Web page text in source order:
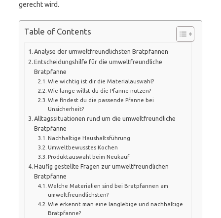
gerecht wird.
Table of Contents
Analyse der umweltfreundlichsten Bratpfannen
Entscheidungshilfe für die umweltfreundliche
Bratpfanne
Wie wichtig ist dir die Materialauswahl?
Wie lange willst du die Pfanne nutzen?
Wie findest du die passende Pfanne bei
Unsicherheit?
Alltagssituationen rund um die umweltfreundliche
Bratpfanne
Nachhaltige Haushaltsführung
Umweltbewusstes Kochen
Produktauswahl beim Neukauf
Häufig gestellte Fragen zur umweltfreundlichen
Bratpfanne
Welche Materialien sind bei Bratpfannen am
umweltfreundlichsten?
Wie erkennt man eine langlebige und nachhaltige
Bratpfanne?